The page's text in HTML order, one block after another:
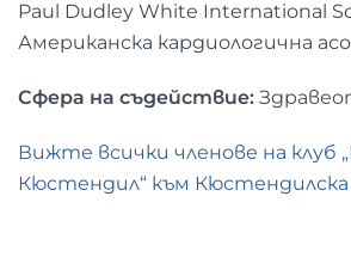
Paul Dudley White International
Американска кардиологична
Сфера на съдействие:
Вижте всички членове на клуб
Кюстендил“ към